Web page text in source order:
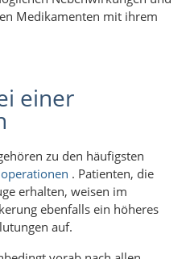
Medikamenten mit ihrem
einer
zu den häufigsten
. Patienten, die
erhalten, weisen im
ebenfalls ein höheres
auf.